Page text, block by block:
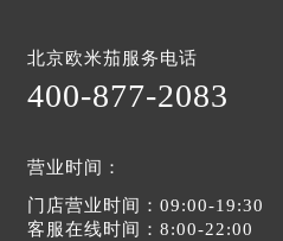
北京欧米茄服务电话
400-877-2083
营业时间：
门店营业时间：09:00-19:30
客服在线时间：8:00-22:00